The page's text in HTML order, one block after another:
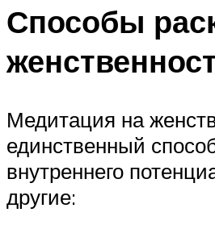
Способы
Медитация на
единственный
внутреннего
другие: